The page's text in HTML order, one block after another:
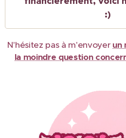
:)
N'hésitez pas à m'envoyer un
la moindre question